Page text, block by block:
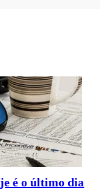
é o último dia